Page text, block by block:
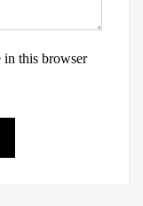
in this browser